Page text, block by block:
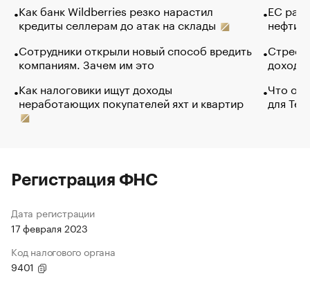
Как банк Wildberries резко нарастил
кредиты селлерам до атак на склады
Сотрудники открыли новый способ вредить
компаниям. Зачем им это
Как налоговики ищут доходы
неработающих покупателей яхт и квартир
ЕС
нефти
Что
для
Регистрация ФНС
Дата регистрации
17 февраля 2023
Код налогового органа
9401